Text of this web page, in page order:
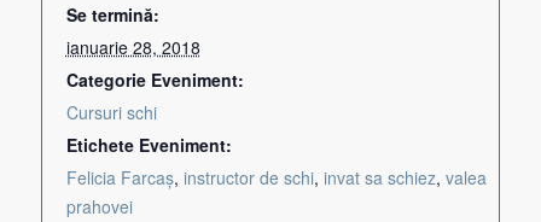
Se termină:
ianuarie 28, 2018
Categorie Eveniment:
Cursuri schi
Etichete Eveniment:
Felicia Farcaș, instructor de schi, invat sa schiez, valea
prahovei